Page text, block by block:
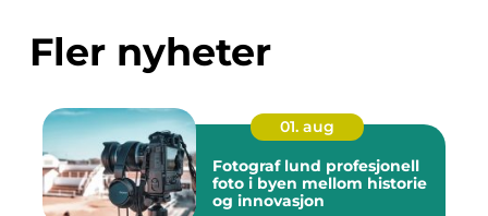
Fler nyheter
01. aug
Fotograf lund profesjonell
foto i byen mellom historie
og innovasjon